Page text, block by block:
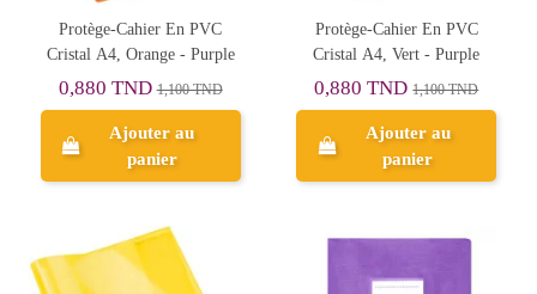
Protège-Cahier En PVC
Cristal A4, Orange - Purple
0,880 TND1,100 TND
Ajouter au
panier
Protège-Cahier En PVC
Cristal A4, Vert - Purple
0,880 TND1,100 TND
Ajouter au
panier